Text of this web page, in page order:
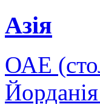
Азія
ОАЕ